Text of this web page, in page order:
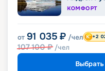
КОМФОРТ
от 91 035 ₽ /чел
107 100₽ /чел
+2